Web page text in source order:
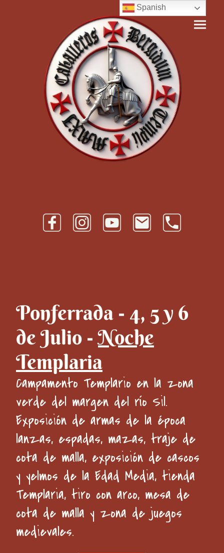
Ponferrada - 4, 5 y 6
de Julio -Noche
Templaria
Campamento Templario en la zona
verde del margen del río Sil.
Exposición de armas de la época
lanzas, espadas, mazas, traje de
cota de malla, exposición de cascos
y yelmos de la Edad Media, tienda
Templaria, tiro con arco, mesa de
cota de malla y zona de juegos
medievales.
Spanish